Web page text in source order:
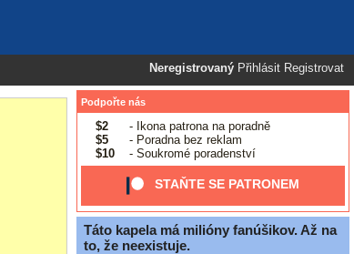
Neregistrovaný Přihlásit Registrovat
Podpořte nás
$2
- Ikona patrona na poradně
$5
- Poradna bez reklam
$10
- Soukromé poradenství
STAŇTE SE PATRONEM
Táto kapela má milióny fanúšikov. Až na
to, že neexistuje.